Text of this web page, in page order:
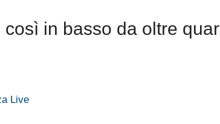
in basso da oltre
Live